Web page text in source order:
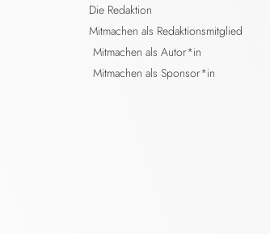
Die Redaktion
Mitmachen als Redaktionsmitglied
Mitmachen als Autor*in
Mitmachen als Sponsor*in